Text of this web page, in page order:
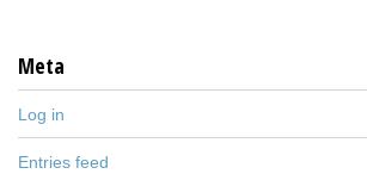
Meta
Log in
Entries feed